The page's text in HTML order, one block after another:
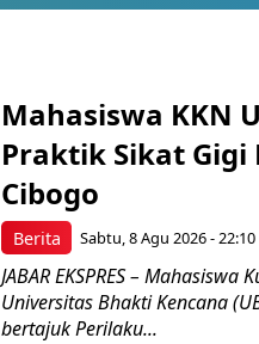
Berita
Mahasiswa KKN
Praktik Sikat Gigi
Cibogo
Sabtu, 8 Agu 2026 - 22:10
JABAR EKSPRES –
Universitas Bhakti Kencana
bertajuk Perilaku...